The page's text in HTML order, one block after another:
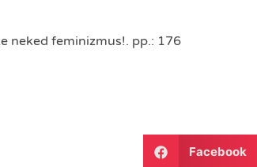
neked feminizmus!. pp.: 176
Facebook